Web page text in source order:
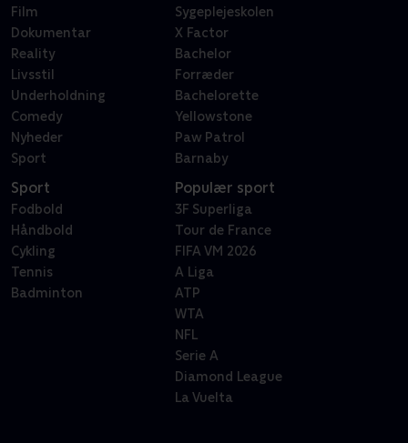
Film
Dokumentar
Reality
Livsstil
Underholdning
Comedy
Nyheder
Sport
Sygeplejeskolen
X Factor
Bachelor
Forræder
Bachelorette
Yellowstone
Paw Patrol
Barnaby
Sport
Fodbold
Håndbold
Cykling
Tennis
Badminton
Populær sport
3F Superliga
Tour de France
FIFA VM 2026
A Liga
ATP
WTA
NFL
Serie A
Diamond League
La Vuelta